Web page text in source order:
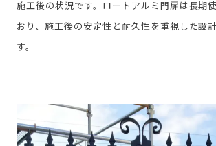
施工後の状況です。ロートアルミ門扉は長期
おり、施工後の安定性と耐久性を重視した設
す。